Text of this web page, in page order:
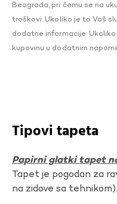
Beograda, pri čemu se na
troškovi. Ukoliko je to Vaš
dodatne informacije.
kupovinu u dodatnim
Tipovi tapeta
Papirni glatki tapet
Tapet je pogodan za
na zidove sa tehnikom).